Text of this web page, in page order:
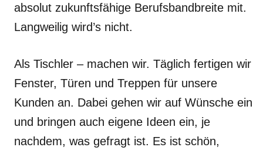
absolut zukunftsfähige Berufsbandbreite mit.
Langweilig wird’s nicht.
Als Tischler – machen wir. Täglich fertigen wir
Fenster, Türen und Treppen für unsere
Kunden an. Dabei gehen wir auf Wünsche ein
und bringen auch eigene Ideen ein, je
nachdem, was gefragt ist. Es ist schön,